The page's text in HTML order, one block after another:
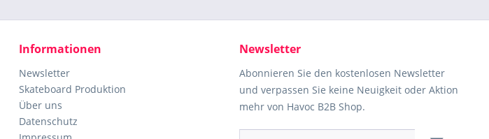
Informationen
Newsletter
Skateboard Produktion
Über uns
Datenschutz
Newsletter
Abonnieren Sie den kostenlosen Newsletter
und verpassen Sie keine Neuigkeit oder Aktion
mehr von Havoc B2B Shop.